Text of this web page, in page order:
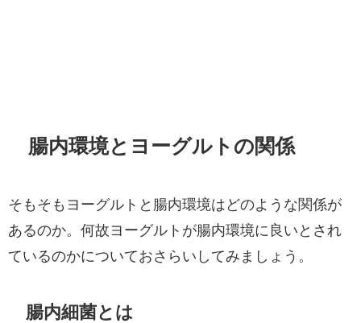
腸内環境とヨーグルトの関係
そもそもヨーグルトと腸内環境はどのような関係が
あるのか。何故ヨーグルトが腸内環境に良いとされ
ているのかについておさらいしてみましょう。
腸内細菌とは